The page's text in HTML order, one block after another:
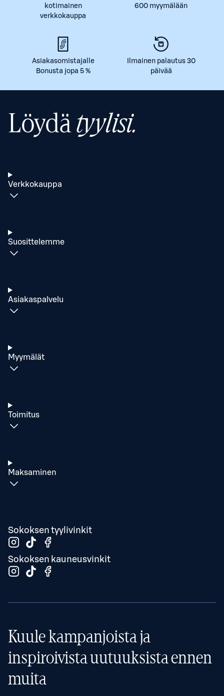
kotimainen
verkkokauppa
600 myymälään
Asiakasomistajalle
Bonusta jopa 5 %
Ilmainen palautus 30
päivää
Löydätyylisi.
Verkkokauppa
Suosittelemme
Asiakaspalvelu
Myymälät
Toimitus
Maksaminen
Sokoksen tyylivinkit
Sokoksen kauneusvinkit
Kuule kampanjoista ja
inspiroivista uutuuksista ennen
muita